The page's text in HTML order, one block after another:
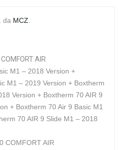
da MCZ
AIR
M1 – 2018 Version +
M1 – 2019 Version + Boxtherm
Version + Boxtherm 70 AIR 9
+ Boxtherm 70 Air 9 Basic M1
70 AIR 9 Slide M1 – 2018
COMFORT AIR